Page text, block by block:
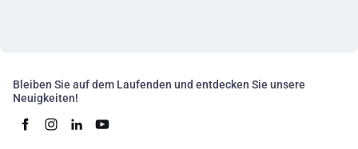
Bleiben Sie auf dem Laufenden und entdecken Sie unsere
Neuigkeiten!